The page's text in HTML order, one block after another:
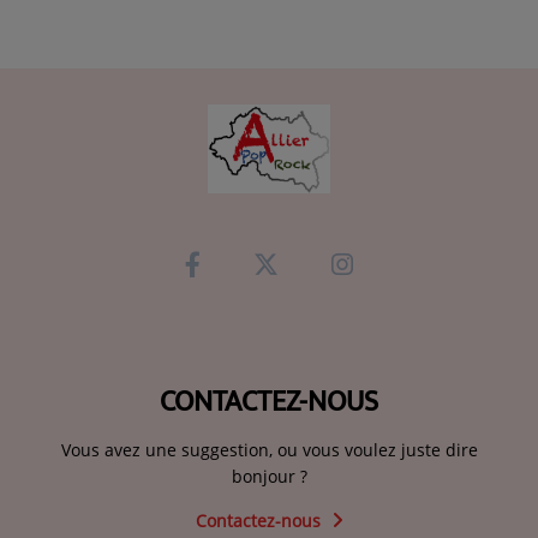
CONTACTEZ-NOUS
Vous avez une suggestion, ou vous voulez juste dire
bonjour ?
Contactez-nous